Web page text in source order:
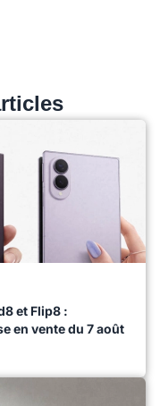
et Flip8 :
en vente du 7 août